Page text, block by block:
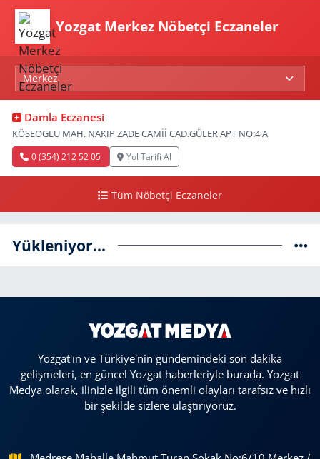
Yozgat Merkez Nöbetçi Eczaneler
Damla Eczanesi
KÖSEOGLU MAH. NAKIP ZADE CAMİİ CAD.GÜLER APT NO:4 A
0 (354) 212 52 05 Yol Tarifi Al
Tüm Nöbetçi Eczaneler
Yükleniyor...
Yozgat'ın ve Türkiye'nin gündemindeki son dakika
gelişmeleri, en güncel Yozgat haberleriyle burada. Yozgat
Medya olarak, ilinizle ilgili tüm önemli olayları tarafsız ve hızlı
bir şekilde sizlere ulaştırıyoruz.